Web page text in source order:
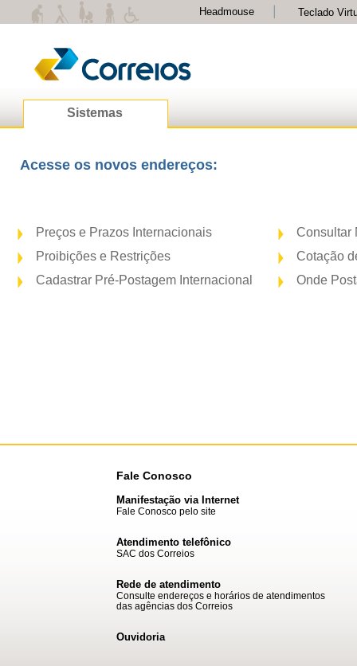
Teclado
Headmouse
Sistemas
Acesse os novos endereços:
Preços e Prazos Internacionais
Proibições e Restrições
Cadastrar Pré-Postagem Internacional
Consultar
Cotação
Onde
Fale Conosco
Manifestação via Internet
Fale Conosco pelo site
Atendimento telefônico
SAC dos Correios
Rede de atendimento
Consulte endereços e horários de atendimentos
das agências dos Correios
Ouvidoria